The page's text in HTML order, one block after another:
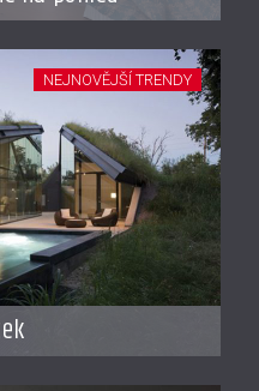
NEJNOVĚJŠÍ TRENDY